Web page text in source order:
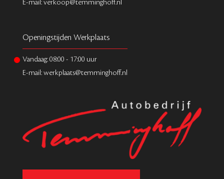
E-mail: verkoop@temminghoff.nl
Openingstijden Werkplaats
Vandaag:08:00 - 17:00 uur
E-mail: werkplaats@temminghoff.nl